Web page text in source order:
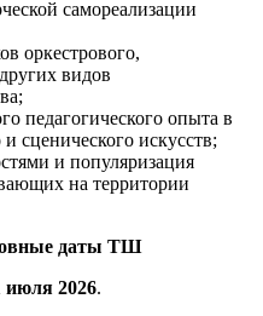
самореализации
оркестрового,
видов
педагогического опыта в
сценического искусств;
и популяризация
на территории
даты ТШ
июля 2026.